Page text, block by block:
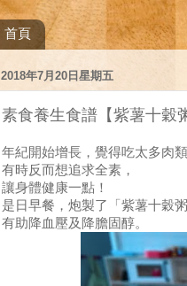
首頁
2018年7月20日星期五
素食養生食譜【紫薯十穀
年紀開始增長，覺得吃太多肉
有時反而想追求全素，
讓身體健康一點！
是日早餐，炮製了「紫薯十穀粥
有助降血壓及降膽固醇。